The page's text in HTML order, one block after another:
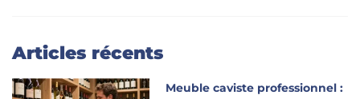
Articles récents
Meuble caviste professionnel :